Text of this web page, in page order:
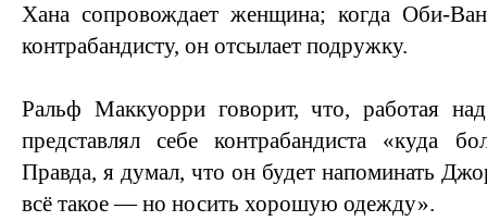
Хана сопровождает женщина; когда Оби-
контрабандисту, он отсылает подружку.
Ральф Маккуорри говорит, что, работая
представлял себе контрабандиста «куда
Правда, я думал, что он будет напоминать
всё такое — но носить хорошую одежду».